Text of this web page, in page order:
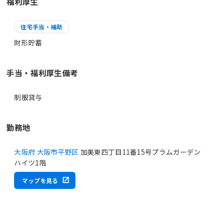
住宅手当・補助
財形貯蓄
手当・福利厚生備考
制服貸与
勤務地
大阪府 大阪市平野区 加美東四丁目11番15号プラムガーデン
ハイツ1階
マップを見る